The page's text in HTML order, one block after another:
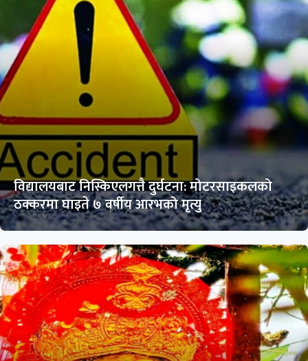
विद्यालयबाट निस्किएलगत्तै दुर्घटना: मोटरसाइकलको
ठक्करमा घाइते ७ वर्षीय आरभको मृत्यु